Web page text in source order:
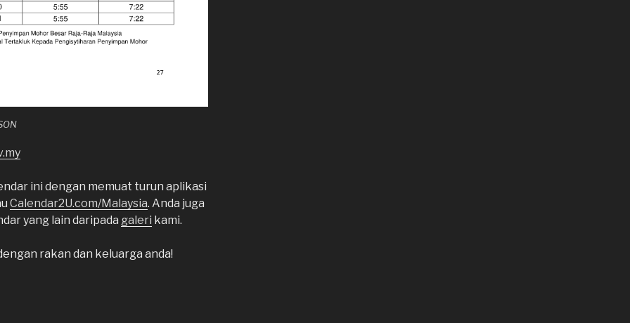
ini dengan memuat turun aplikasi
Calendar2U.com/Malaysia. Anda juga
yang lain daripada galeri kami.
rakan dan keluarga anda!